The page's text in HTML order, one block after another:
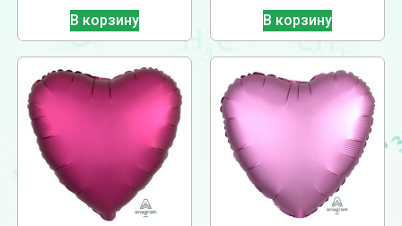
В корзину В корзину